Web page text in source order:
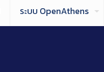
ระบบ OpenAthens